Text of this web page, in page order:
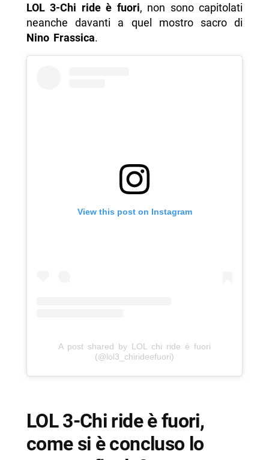
LOL 3-Chi ride è fuori, non sono capitolati
neanche davanti a quel mostro sacro di
Nino Frassica.
View this post on Instagram
A post shared by LOL chi ride è fuori
(@lol3_chirideefuori)
LOL 3-Chi ride è fuori,
come si è concluso lo